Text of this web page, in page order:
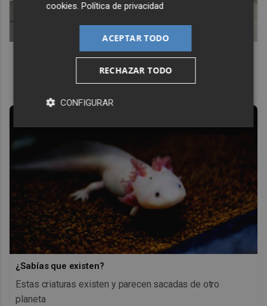
¿Conocías estos 5 consejos?
Consejos infalibles para eliminar la cal del baño fácil y
¿Sabías que existen?
Estas criaturas existen y parecen sacadas de otro
planeta
cookies.Política de privacidad
ACEPTAR TODO
RECHAZAR TODO
CONFIGURAR